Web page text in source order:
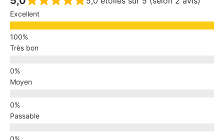
Excellent
Très bon
Moyen
Passable